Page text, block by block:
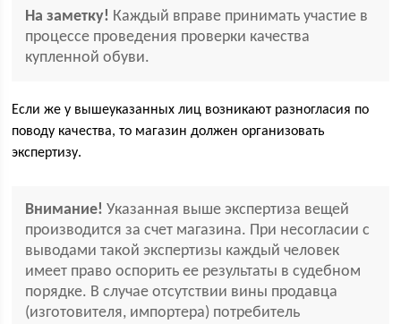
На заметку! Каждый вправе принимать участие в
процессе проведения проверки качества
купленной обуви.
Если же у вышеуказанных лиц возникают разногласия по
поводу качества, то магазин должен организовать
экспертизу.
Внимание! Указанная выше экспертиза вещей
производится за счет магазина. При несогласии с
выводами такой экспертизы каждый человек
имеет право оспорить ее результаты в судебном
порядке. В случае отсутствии вины продавца
(изготовителя, импортера) потребитель